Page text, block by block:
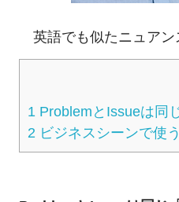
英語でも似たニュアン
1 ProblemとIssueは同
2 ビジネスシーンで使